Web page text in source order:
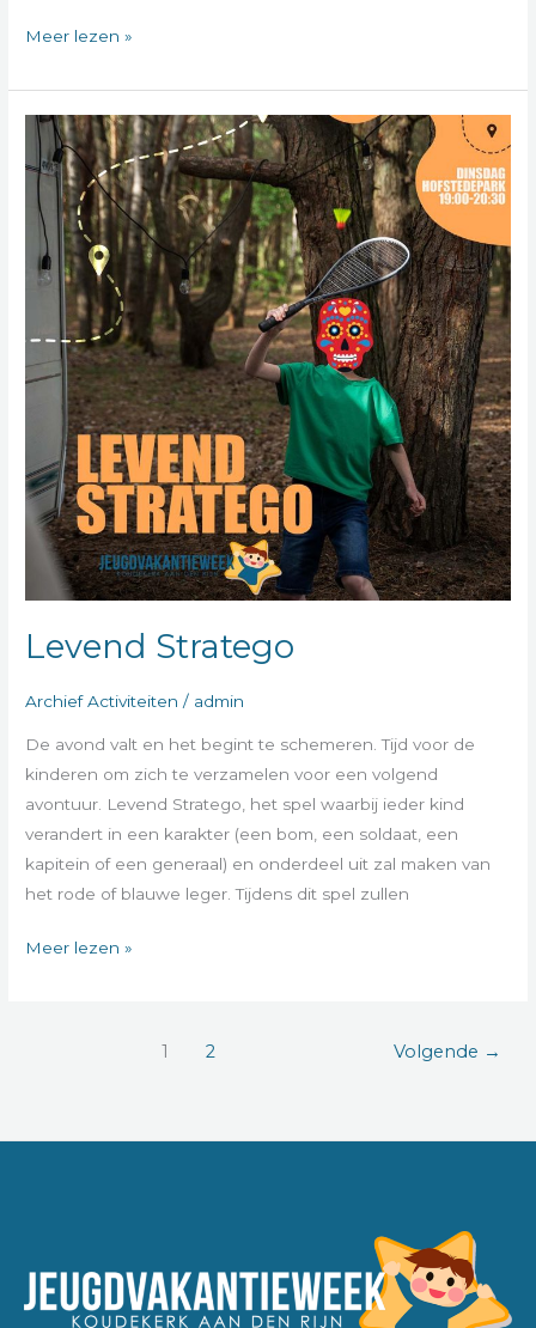
Meer lezen »
Levend Stratego
Archief Activiteiten / admin
De avond valt en het begint te schemeren. Tijd voor de
kinderen om zich te verzamelen voor een volgend
avontuur. Levend Stratego, het spel waarbij ieder kind
verandert in een karakter (een bom, een soldaat, een
kapitein of een generaal) en onderdeel uit zal maken van
het rode of blauwe leger. Tijdens dit spel zullen
Levend
Stratego
Meer lezen »
1 2 Volgende →